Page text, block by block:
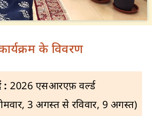
के विवरण
: 2026 एसआरएफ़ वर्ल्ड
3 अगस्त से रविवार, 9 अगस्त)